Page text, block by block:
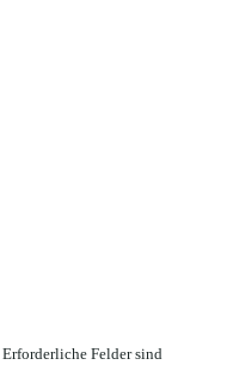
Erforderliche Felder sind